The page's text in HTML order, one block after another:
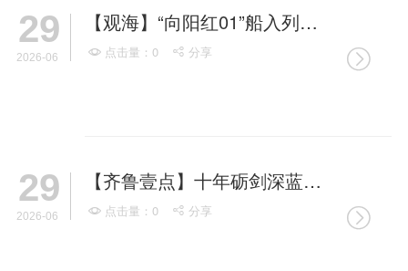
29
2026-06
【观海】“向阳红01”船入列十年“焕新出发”
 点击量：0  分享 
29
2026-06
【齐鲁壹点】十年砺剑深蓝路“向阳”巨轮再启航
 点击量：0  分享 